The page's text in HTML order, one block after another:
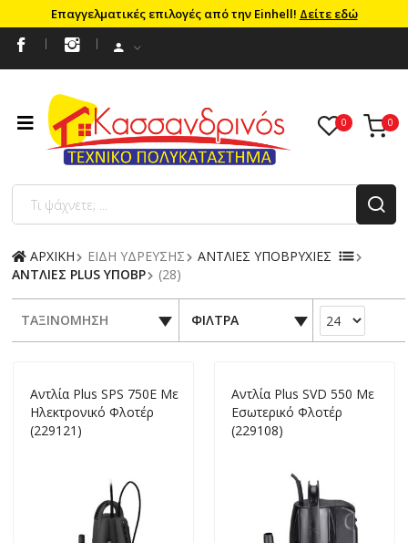
Επαγγελματικές επιλογές από την Einhell! Δείτε εδώ
ΑΡΧΙΚΗ ΕΙΔΗ ΥΔΡΕΥΣΗΣ
ΑΝΤΛΙΕΣ ΥΠΟΒΡΥΧΙΕΣ
ΑΝΤΛΙΕΣ PLUS ΥΠΟΒΡ
(28)
ΤΑΞΙΝΟΜΗΣΗ ΦΙΛΤΡΑ
Αντλία Plus SPS 750Ε Με
Ηλεκτρονικό Φλοτέρ
(229121)
Αντλία Plus SVD 550 Με
Εσωτερικό Φλοτέρ
(229108)